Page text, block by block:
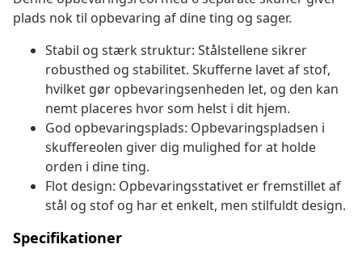
plads nok til opbevaring af dine ting og sager.
Stabil og stærk struktur: Stålstellene sikrer
robusthed og stabilitet. Skufferne lavet af stof,
hvilket gør opbevaringsenheden let, og den kan
nemt placeres hvor som helst i dit hjem.
God opbevaringsplads: Opbevaringspladsen i
skuffereolen giver dig mulighed for at holde
orden i dine ting.
Flot design: Opbevaringsstativet er fremstillet af
stål og stof og har et enkelt, men stilfuldt design.
Specifikationer